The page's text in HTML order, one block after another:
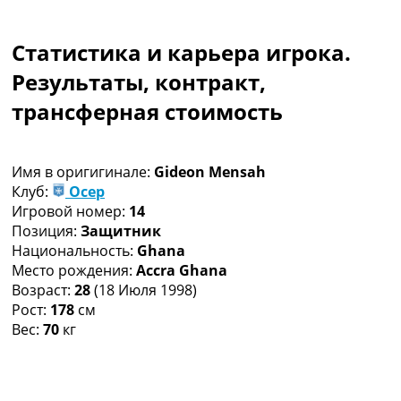
Чемпионат Мира
Украина. Премьер-Лига
Украина. Первая Лига
Лига Чемпионов
Другие Турниры >>>
Таблицы
Таблицы групп Чемпионата Мира
Украина. Премьер-Лига
Украина. Первая Лига
Лига Чемпионов. Таблицы групп
Англия. Премьер-Лига
Испания. Ла Лига
Статистика и карьера игрока.
Результаты, контракт,
трансферная стоимость
Имя в оригигинале: Gideon Mensah
Клуб:
Осер
Игровой номер: 14
Позиция: Защитник
Национальность: Ghana
Место рождения: Accra Ghana
Возраст: 28(18 Июля 1998)
Рост: 178 см
Вес: 70 кг